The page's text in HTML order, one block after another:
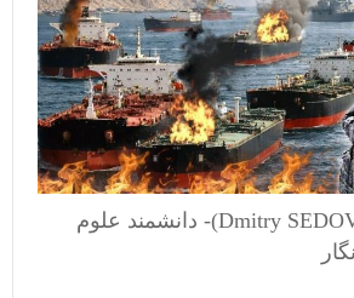
(Dmitry SEDOV)- دانشمند علوم